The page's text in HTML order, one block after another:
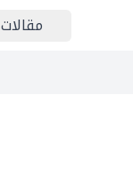
مقالات